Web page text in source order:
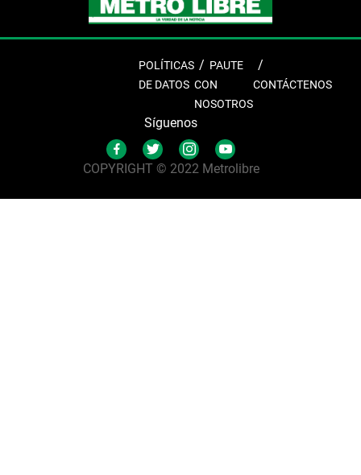
POLÍTICAS
DE DATOS
PAUTE
CON
NOSOTROS
CONTÁCTENOS
Síguenos
COPYRIGHT © 2022 Metrolibre